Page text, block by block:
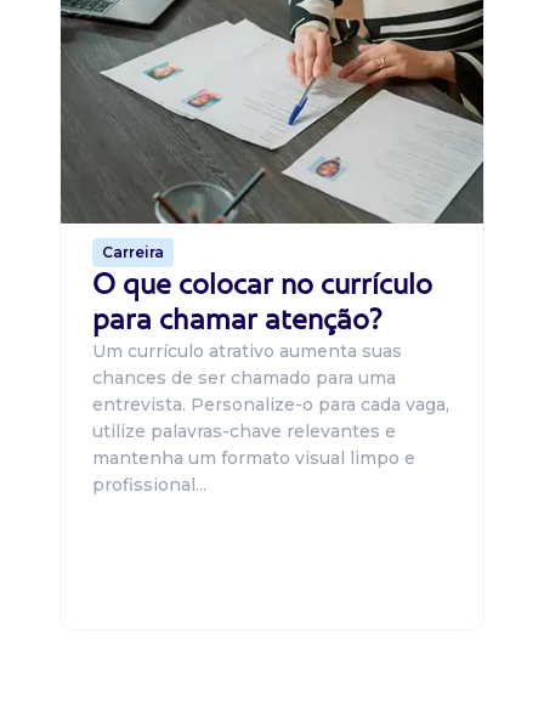
Carreira
O que colocar no currículo
para chamar atenção?
Um currículo atrativo aumenta suas
chances de ser chamado para uma
entrevista. Personalize-o para cada vaga,
utilize palavras-chave relevantes e
mantenha um formato visual limpo e
profissional...